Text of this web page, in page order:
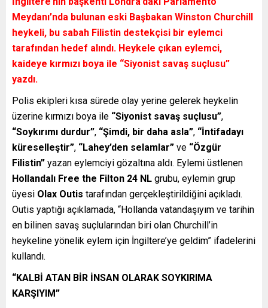
Meydanı’nda bulunan eski Başbakan Winston Churchill
heykeli, bu sabah Filistin destekçisi bir eylemci
tarafından hedef alındı. Heykele çıkan eylemci,
kaideye kırmızı boya ile “Siyonist savaş suçlusu”
yazdı.
Polis ekipleri kısa sürede olay yerine gelerek heykelin
üzerine kırmızı boya ile “Siyonist savaş suçlusu”,
“Soykırımı durdur”, “Şimdi, bir daha asla”, “İntifadayı
küreselleştir”, “Lahey’den selamlar” ve “Özgür
Filistin” yazan eylemciyi gözaltına aldı. Eylemi üstlenen
Hollandalı Free the Filton 24 NL grubu, eylemin grup
üyesi Olax Outis tarafından gerçekleştirildiğini açıkladı.
Outis yaptığı açıklamada, “Hollanda vatandaşıyım ve tarihin
en bilinen savaş suçlularından biri olan Churchill’in
heykeline yönelik eylem için İngiltere’ye geldim” ifadelerini
kullandı.
“KALBİ ATAN BİR İNSAN OLARAK SOYKIRIMA
KARŞIYIM”